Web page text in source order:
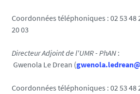
Coordonnées téléphoniques : 02 53 48
20 03
Directeur Adjoint de l'UMR - PhAN :
Gwenola Le Drean (
Coordonnées téléphoniques : 02 53 48